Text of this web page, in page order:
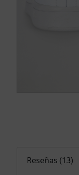
Reseñas (13)